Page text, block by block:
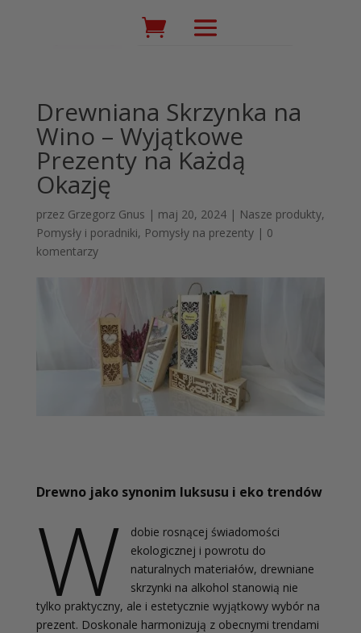
Wyszukiwarka
produktów
Drewniana Skrzynka na
Wino – Wyjątkowe
Prezenty na Każdą
Okazję
przez Grzegorz Gnus | maj 20, 2024| Nasze produkty,
Pomysły i poradniki, Pomysły na prezenty| 0
komentarzy
Drewno jako synonim luksusu i eko trendów
W
dobie rosnącej świadomości
ekologicznej i powrotu do
naturalnych materiałów, drewniane
skrzynki na alkohol stanowią nie
tylko praktyczny, ale i estetycznie wyjątkowy wybór na
prezent. Doskonale harmonizują z obecnymi trendami